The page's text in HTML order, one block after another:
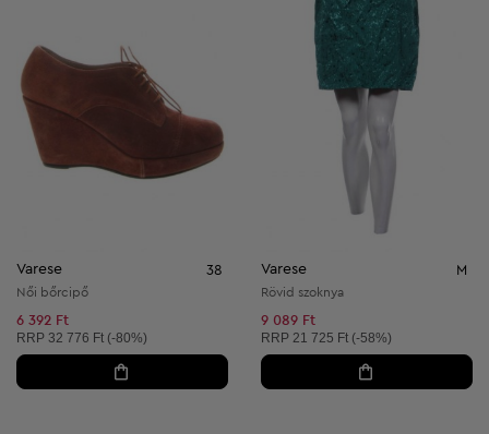
Varese 38
Női bőrcipő
6 392 Ft
Ajánlott ár:
RRP 32 776 Ft (-80%)
Varese M
Rövid szoknya
9 089 Ft
Ajánlott ár:
RRP 21 725 Ft (-58%)